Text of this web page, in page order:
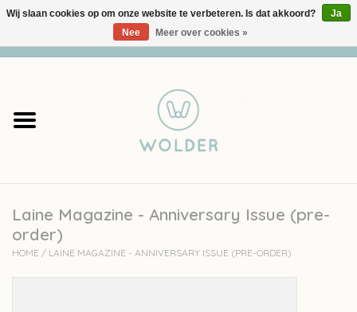
Garens
Accessoires
workshops
Laine Magazine - Anniversary Issue (pre-
order)
HOME / LAINE MAGAZINE - ANNIVERSARY ISSUE (PRE-ORDER)
Wij slaan cookies op om onze website te verbeteren. Is dat akkoord?
Ja
Nee
Meer over cookies »